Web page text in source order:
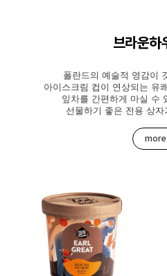
브라운하
폴란드의 예술적 영감이
아이스크림 컵이 연상되는 유
잎차를 간편하게 마실 수
선물하기 좋은 전용 상
more